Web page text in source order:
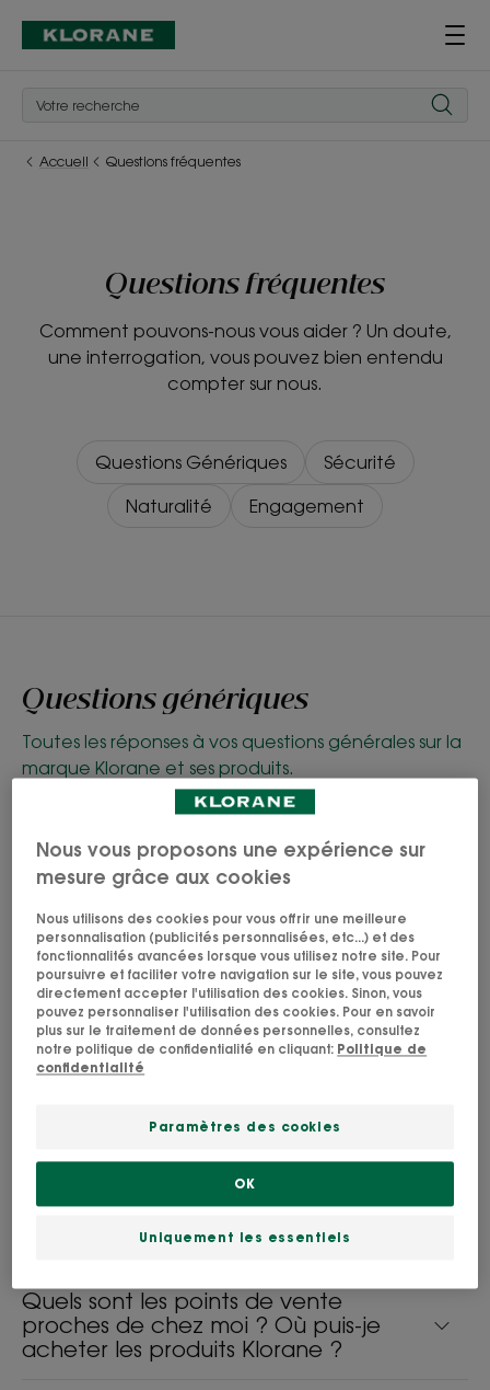
Accueil Questions fréquentes
Questions fréquentes
Comment pouvons-nous vous aider ? Un doute,
une interrogation, vous pouvez bien entendu
compter sur nous.
Questions Génériques
Sécurité
Naturalité
Engagement
Questions génériques
Toutes les réponses à vos questions générales sur la
marque Klorane et ses produits.
Quels sont les produits existants en «
format voyage » ?
Je suis un(e) blogueur(se)
spécialisé(e) dans les cosmétiques.
Pourrions-nous envisager un
partenariat ?
Comment puis-je me désabonner de
Comment s'inscrire à la newsletter ?
Que faites-vous de mes données
personnelles ?
Quels sont les points de vente
proches de chez moi ? Où puis-je
acheter les produits Klorane ?
Nous vous proposons une expérience sur
mesure grâce aux cookies
Nous utilisons des cookies pour vous offrir une meilleure
personnalisation (publicités personnalisées, etc...) et des
fonctionnalités avancées lorsque vous utilisez notre site. Pour
poursuivre et faciliter votre navigation sur le site, vous pouvez
directement accepter l'utilisation des cookies. Sinon, vous
pouvez personnaliser l'utilisation des cookies. Pour en savoir
plus sur le traitement de données personnelles, consultez
notre politique de confidentialité en cliquant: Politique de
confidentialité
Paramètres des cookies
Uniquement les essentiels
OK